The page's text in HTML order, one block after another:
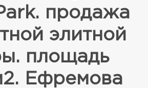
продажа
элитной
площадь
Ефремова